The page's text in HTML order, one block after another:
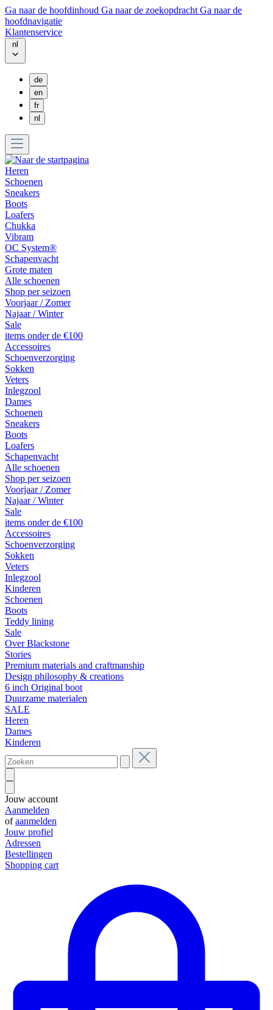
Ga naar de hoofdinhoud Ga naar de zoekopdracht Ga naar de
hoofdnavigatie
Klantenservice
nl
de
en
fr
nl
Heren
Schoenen
Sneakers
Boots
Loafers
Chukka
Vibram
OC System®
Schapenvacht
Grote maten
Alle schoenen
Shop per seizoen
Voorjaar / Zomer
Najaar / Winter
Sale
items onder de €100
Accessoires
Schoenverzorging
Sokken
Veters
Inlegzool
Dames
Schoenen
Sneakers
Boots
Loafers
Schapenvacht
Alle schoenen
Shop per seizoen
Voorjaar / Zomer
Najaar / Winter
Sale
items onder de €100
Accessoires
Schoenverzorging
Sokken
Veters
Inlegzool
Kinderen
Schoenen
Boots
Teddy lining
Sale
Over Blackstone
Stories
Premium materials and craftmanship
Design philosophy & creations
6 inch Original boot
Duurzame materialen
SALE
Heren
Dames
Kinderen
Jouw account
Aanmelden
ofaanmelden
Jouw profiel
Adressen
Bestellingen
Shopping cart